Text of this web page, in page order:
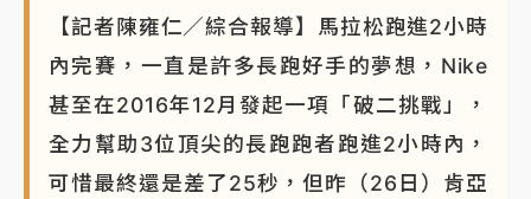
【記者陳雍仁／綜合報導】馬拉松跑進2小時
內完賽，一直是許多長跑好手的夢想，Nike
甚至在2016年12月發起一項「破二挑戰」，
全力幫助3位頂尖的長跑跑者跑進2小時內，
可惜最終還是差了25秒，但昨（26日）肯亞